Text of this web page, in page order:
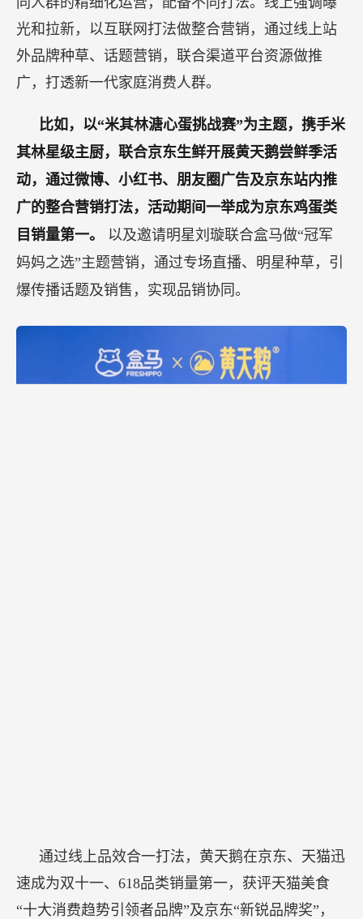
光和拉新，以互联网打法做整合营销，通过线上站
外品牌种草、话题营销，联合渠道平台资源做推
广，打透新一代家庭消费人群。
比如，以“米其林溏心蛋挑战赛”为主题，携手米
其林星级主厨，联合京东生鲜开展黄天鹅尝鲜季活
动，通过微博、小红书、朋友圈广告及京东站内推
广的整合营销打法，活动期间一举成为京东鸡蛋类
目销量第一。 以及邀请明星刘璇联合盒马做“冠军
妈妈之选”主题营销，通过专场直播、明星种草，引
爆传播话题及销售，实现品销协同。
通过线上品效合一打法，黄天鹅在京东、天猫迅
速成为双十一、618品类销量第一，获评天猫美食
“十大消费趋势引领者品牌”及京东“新锐品牌奖”，